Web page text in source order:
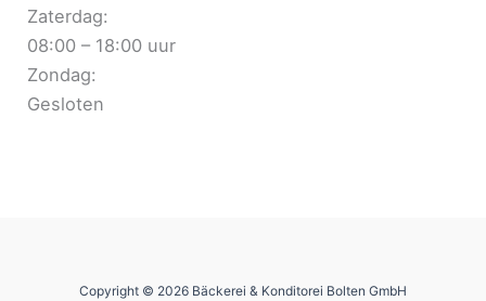
Zaterdag:
08:00 – 18:00 uur
Zondag:
Gesloten
Copyright © 2026 Bäckerei & Konditorei Bolten GmbH